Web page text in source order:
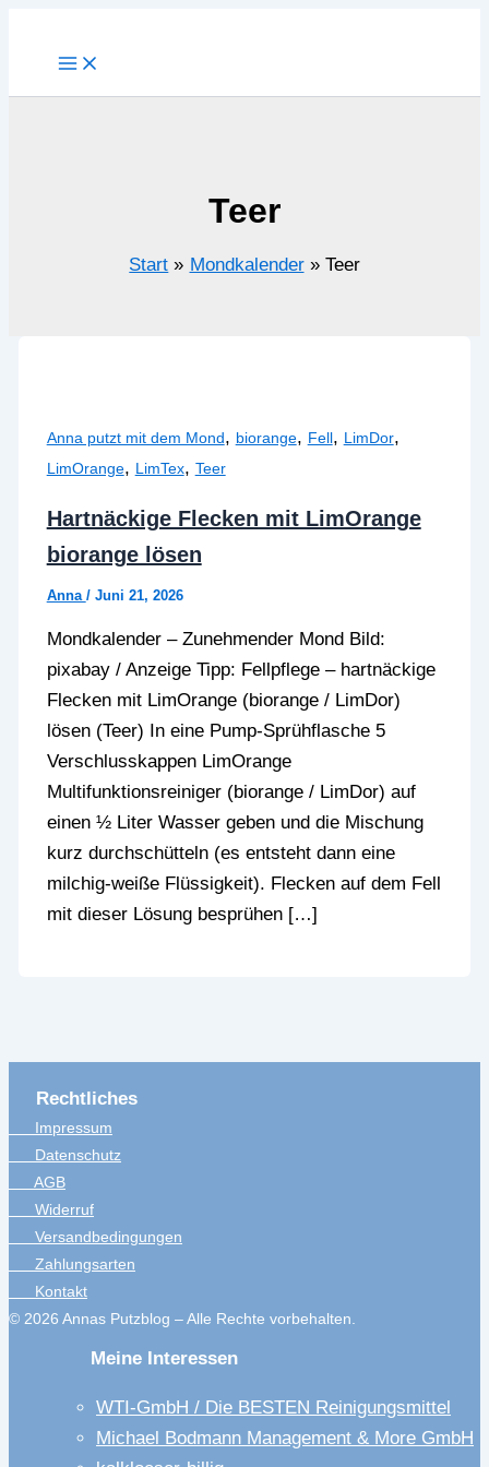
Teer
Start Mondkalender Teer
Anna putzt mit dem Mond, biorange, Fell, LimDor,
LimOrange, LimTex, Teer
Hartnäckige Flecken mit LimOrange
biorange lösen
Anna / Juni 21, 2026
Mondkalender – Zunehmender Mond Bild:
pixabay / Anzeige Tipp: Fellpflege – hartnäckige
Flecken mit LimOrange (biorange / LimDor)
lösen (Teer) In eine Pump-Sprühflasche 5
Verschlusskappen LimOrange
Multifunktionsreiniger (biorange / LimDor) auf
einen ½ Liter Wasser geben und die Mischung
kurz durchschütteln (es entsteht dann eine
milchig-weiße Flüssigkeit). Flecken auf dem Fell
mit dieser Lösung besprühen […]
Rechtliches
Impressum
Datenschutz
AGB
Widerruf
Versandbedingungen
Zahlungsarten
Kontakt
© 2026 Annas Putzblog – Alle Rechte vorbehalten.
Meine Interessen
WTI-GmbH / Die BESTEN Reinigungsmittel
Michael Bodmann Management & More GmbH